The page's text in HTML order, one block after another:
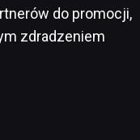
do promocji,
zdradzeniem